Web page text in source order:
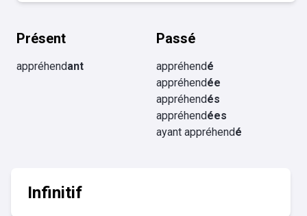
Présent
appréhendant
Passé
appréhendé
appréhendée
appréhendés
appréhendées
ayant appréhendé
Infinitif